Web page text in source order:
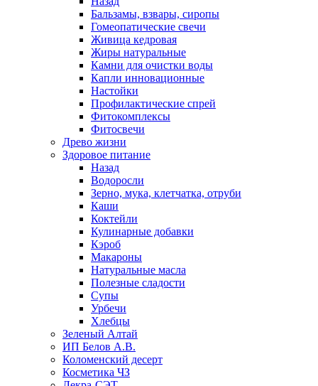
Бальзамы, взвары, сиропы
Гомеопатические свечи
Живица кедровая
Жиры натуральные
Камни для очистки воды
Капли инновационные
Настойки
Профилактические спрей
Фитокомплексы
Фитосвечи
Древо жизни
Здоровое питание
Назад
Водоросли
Зерно, мука, клетчатка, отруби
Каши
Коктейли
Кулинарные добавки
Кэроб
Макароны
Натуральные масла
Полезные сладости
Супы
Урбечи
Хлебцы
Зеленый Алтай
ИП Белов А.В.
Коломенский десерт
Косметика ЧЗ